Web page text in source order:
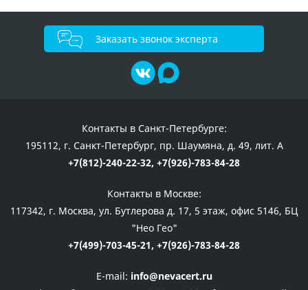
Заказать звонок эксперта
Контакты в Санкт-Петербурге:
195112, г. Санкт-Петербург, пр. Шаумяна, д. 49, лит. А
+7(812)-240-22-32, +7(926)-783-84-28
Контакты в Москве:
117342, г. Москва, ул. Бутлерова д. 17, 5 этаж, офис 5146, БЦ
"Нео Гео"
+7(499)-703-45-21, +7(926)-783-84-28
E-mail: info@nevacert.ru